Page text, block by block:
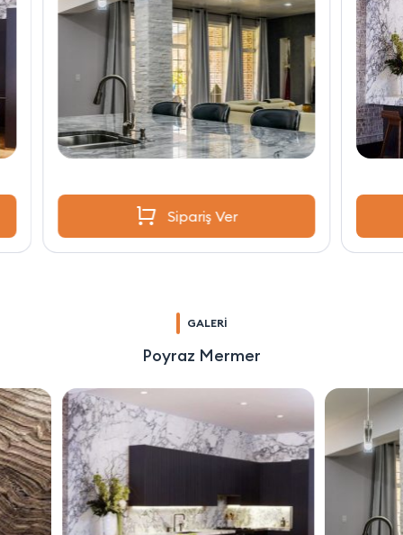
Sipariş Ver
GALERİ
Poyraz Mermer